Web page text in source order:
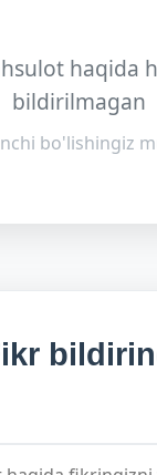
haqida
bildirilmagan
bo'lishingiz